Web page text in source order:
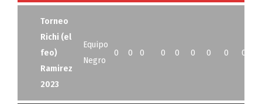
Torneo
Richi (el
feo)
Ramirez
2023
Equipo
Negro
0 0 0 0 0 0 0 0 0